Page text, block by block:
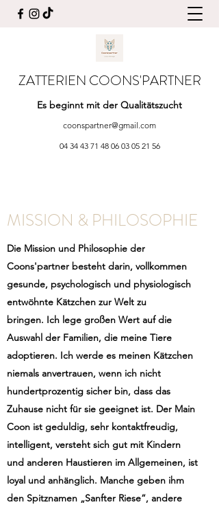
ZATTERIEN COONS'PARTNER
Es beginnt mit der Qualitätszucht
coonspartner@gmail.com
04 34 43 71 48 06 03 0521 56
MISSION & PHILOSOPHIE
Die Mission und Philosophie der
Coons'partner besteht darin, vollkommen
gesunde, psychologisch und physiologisch
entwöhnte Kätzchen zur Welt zu
bringen. Ich lege großen Wert auf die
Auswahl der Familien, die meine Tiere
adoptieren. Ich werde es meinen Kätzchen
niemals anvertrauen, wenn ich nicht
hundertprozentig sicher bin, dass das
Zuhause nicht für sie geeignet ist. Der Main
Coon ist geduldig, sehr kontaktfreudig,
intelligent, versteht sich gut mit Kindern
und anderen Haustieren im Allgemeinen, ist
loyal und anhänglich. Manche geben ihm
den Spitznamen „Sanfter Riese“, andere